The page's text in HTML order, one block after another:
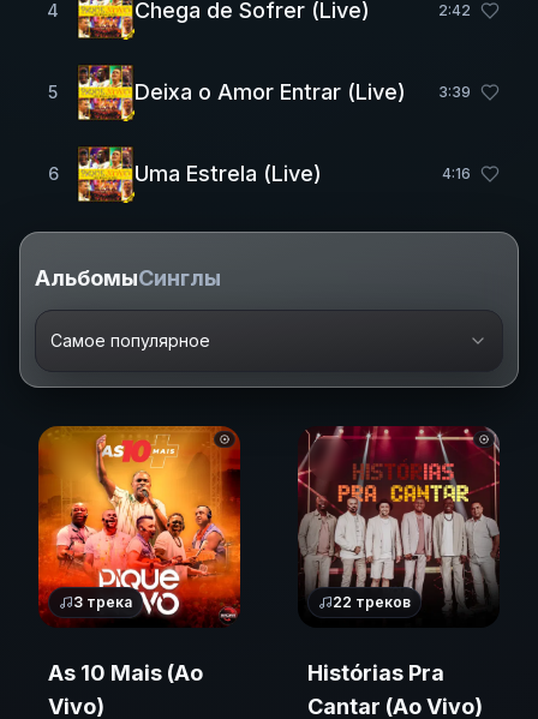
4 Chega de Sofrer (Live) 2:42
5 Deixa o Amor Entrar (Live) 3:39
6 Uma Estrela (Live) 4:16
АльбомыСинглы
Самое популярное
3 трека
As 10 Mais (Ao
Vivo)
22 треков
Histórias Pra
Cantar (Ao Vivo)